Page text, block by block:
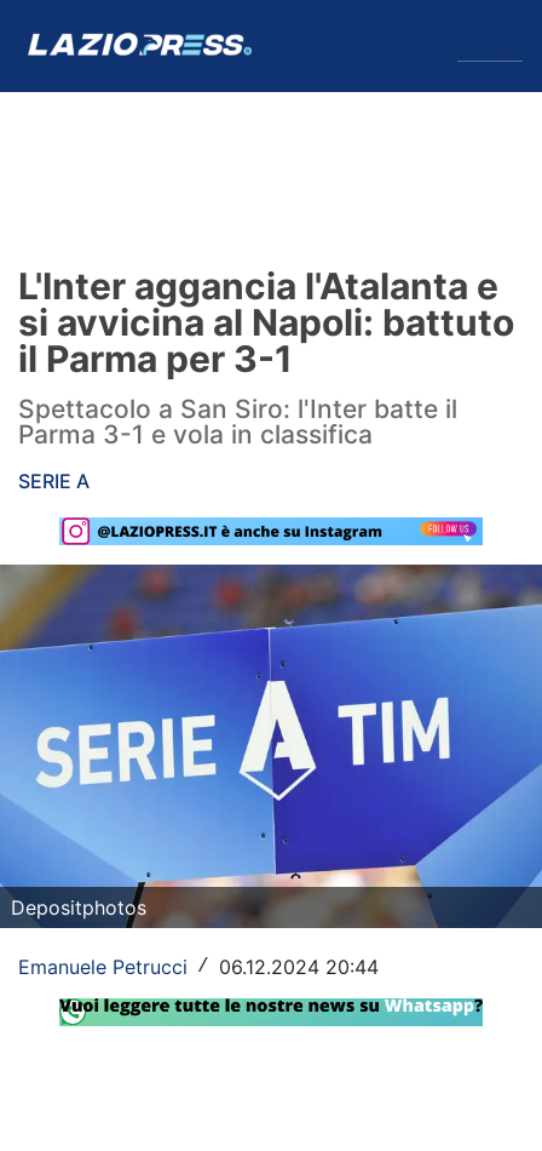
Formello
Infortuni
Primavera
Calciomercato
Lazio Women
Rassegna Lazio
Social
Serie A
Champions League
Europa League
Altri Sport
Tennis
L'Inter aggancia l'Atalanta e
si avvicina al Napoli: battuto
il Parma per 3-1
Spettacolo a San Siro: l'Inter batte il
Parma 3-1 e vola in classifica
SERIE A
Depositphotos
Emanuele Petrucci / 06.12.2024 20:44